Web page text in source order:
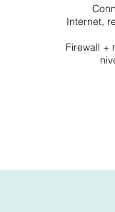
Internet,
Firewall +